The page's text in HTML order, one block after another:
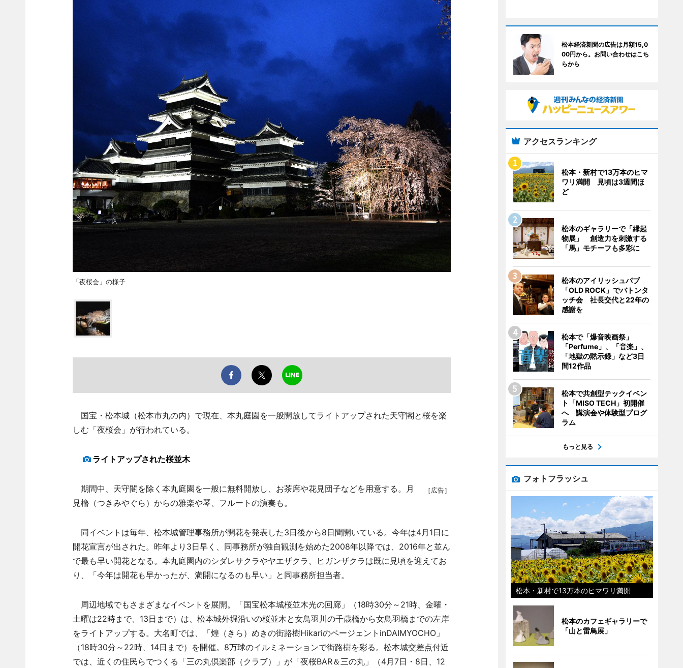
「夜桜会」の様子
国宝・松本城（松本市丸の内）で現在、本丸庭園を一般開放してライトアップされた天守閣と桜を楽
しむ「夜桜会」が行われている。
ライトアップされた桜並木
［広告］
期間中、天守閣を除く本丸庭園を一般に無料開放し、お茶席や花見団子などを用意する。月
見櫓（つきみやぐら）からの雅楽や琴、フルートの演奏も。
同イベントは毎年、松本城管理事務所が開花を発表した3日後から8日間開いている。今年は4月1日に
開花宣言が出された。昨年より3日早く、同事務所が独自観測を始めた2008年以降では、2016年と並ん
で最も早い開花となる。本丸庭園内のシダレサクラやヤエザクラ、ヒガンザクラは既に見頃を迎えてお
り、「今年は開花も早かったが、満開になるのも早い」と同事務所担当者。
周辺地域でもさまざまなイベントを展開。「国宝松本城桜並木光の回廊」（18時30分～21時、金曜・
土曜は22時まで、13日まで）は、松本城外堀沿いの桜並木と女鳥羽川の千歳橋から女鳥羽橋までの左岸
をライトアップする。大名町では、「煌（きら）めきの街路樹HikariのページェントinDAIMYOCHO」
（18時30分～22時、14日まで）を開催。8万球のイルミネーションで街路樹を彩る。松本城交差点付近
では、近くの住民らでつくる「三の丸倶楽部（クラブ）」が「夜桜BAR＆三の丸」（4月7日・8日、12
松本経済新聞の広告は月額15,0
00円から。お問い合わせはこち
らから
アクセスランキング
松本・新村で13万本のヒマ
ワリ満開 見頃は3週間ほ
ど
松本のギャラリーで「縁起
物展」 創造力を刺激する
「馬」モチーフも多彩に
松本のアイリッシュパブ
「OLD ROCK」でバトンタ
ッチ会 社長交代と22年の
感謝を
松本で「爆音映画祭」
「Perfume」、「音楽」、
「地獄の黙示録」など3日
間12作品
松本で共創型テックイベン
ト「MISO TECH」初開催
へ 講演会や体験型プログ
ラム
もっと見る
フォトフラッシュ
松本・新村で13万本のヒマワリ満開
松本のカフェギャラリーで
「山と雷鳥展」